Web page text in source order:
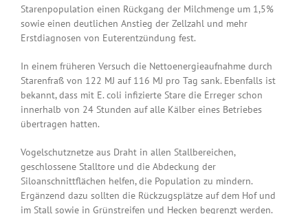
Starenpopulation einen Rückgang der Milchmenge um 1,5%
sowie einen deutlichen Anstieg der Zellzahl und mehr
Erstdiagnosen von Euterentzündung fest.
In einem früheren Versuch die Nettoenergieaufnahme durch
Starenfraß von 122 MJ auf 116 MJ pro Tag sank. Ebenfalls ist
bekannt, dass mit E. coli infizierte Stare die Erreger schon
innerhalb von 24 Stunden auf alle Kälber eines Betriebes
übertragen hatten.
Vogelschutznetze aus Draht in allen Stallbereichen,
geschlossene Stalltore und die Abdeckung der
Siloanschnittflächen helfen, die Population zu mindern.
Ergänzend dazu sollten die Rückzugsplätze auf dem Hof und
im Stall sowie in Grünstreifen und Hecken begrenzt werden.